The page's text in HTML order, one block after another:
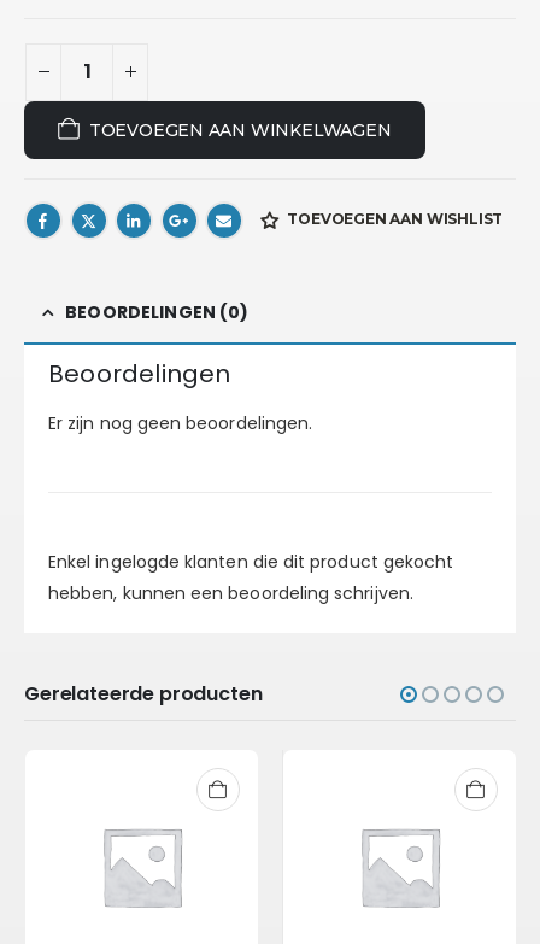
TOEVOEGEN AAN WINKELWAGEN
TOEVOEGEN AAN WISHLIST
BEOORDELINGEN (0)
Beoordelingen
Er zijn nog geen beoordelingen.
Enkel ingelogde klanten die dit product gekocht
hebben, kunnen een beoordeling schrijven.
Gerelateerde producten